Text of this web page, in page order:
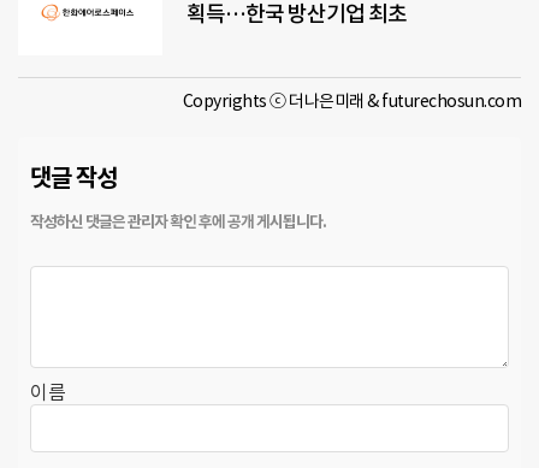
획득…한국 방산기업 최초
Copyrights ⓒ 더나은미래 & futurechosun.com
댓글 작성
이름